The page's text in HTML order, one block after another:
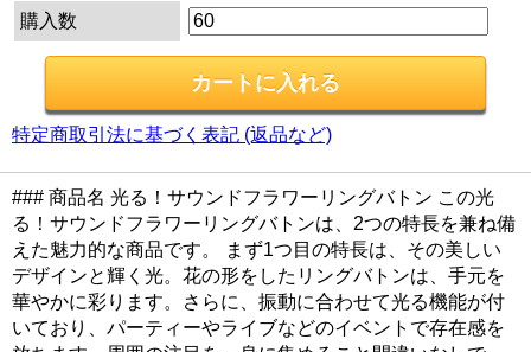
購入数
特定商取引法に基づく表記 (返品など)
### 商品名 光る！サウンドフラワーリングバトン この光
る！サウンドフラワーリングバトンは、2つの特長を兼ね備
えた魅力的な商品です。 まず1つ目の特長は、その美しい
デザインと輝く光。花の形をしたリングバトンは、手元を
華やかに彩ります。さらに、振動に合わせて光る機能が付
いており、パーティーやライブなどのイベントで存在感を